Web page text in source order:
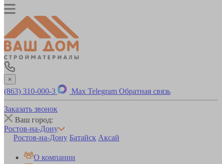
×
(863) 310-000-3 Max Telegram Обратная связь
Заказать звонок
Ваш город:
Ростов-на-Дону
Ростов-на-Дону Батайск Аксай
О компании